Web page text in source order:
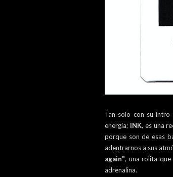
Tan solo con su intro
energía; INK, es una
porque son de esas
adentrarnos a sus
again", una rolita que
adrenalina.